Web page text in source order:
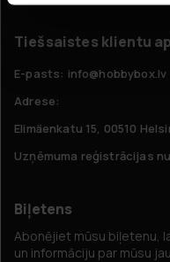
Tiešsaistes klientu
E-pasts: info@hobbybox.lv
Adrese:
Elimäenkatu 15, 00510
Uzņēmuma reģistrācijas
Biļetens
Abonējiet mūsu biļetenu,
un informāciju par mūsu